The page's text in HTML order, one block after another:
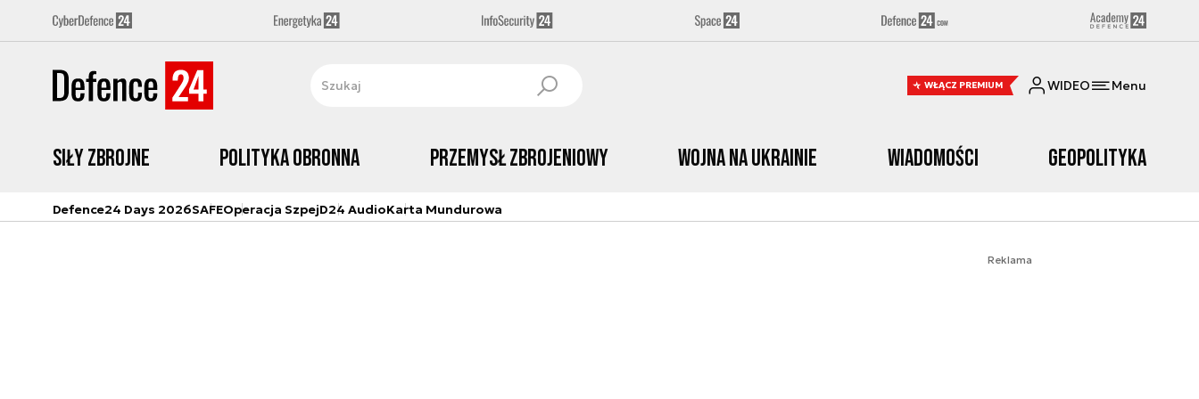
WŁĄCZ PREMIUM WIDEO Menu
Siły zbrojne Polityka obronna Przemysł Zbrojeniowy Wojna na Ukrainie Wiadomości Geopolityka
Defence24 Days 2026SAFEOperacja SzpejD24 AudioKarta Mundurowa
Reklama